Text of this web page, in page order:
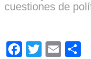
cuestiones de
Facebook
TwitterEmail